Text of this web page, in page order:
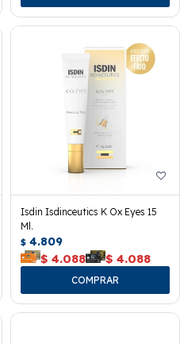
Isdin Isdinceutics K Ox Eyes 15
Ml.
$ 4.809
$ 4.088 $ 4.088